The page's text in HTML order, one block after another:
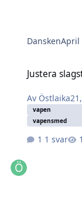
DanskenApril
Justera
Av Östlaika21
vapen
vapensmed
1 svar